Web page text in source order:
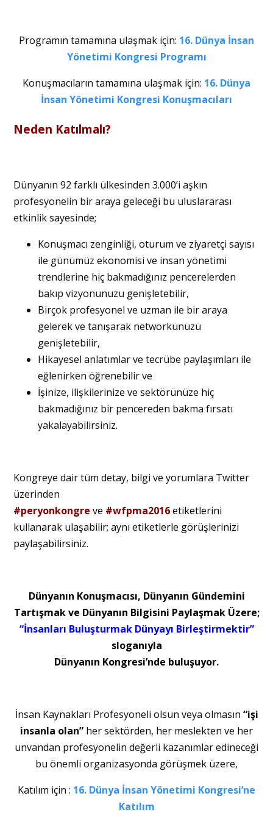
Programın tamamına ulaşmak için: 16. Dünya İnsan
Yönetimi Kongresi Programı
Konuşmacıların tamamına ulaşmak için: 16. Dünya
İnsan Yönetimi Kongresi Konuşmacıları
Neden Katılmalı?
Dünyanın 92 farklı ülkesinden 3.000’i aşkın
profesyonelin bir araya geleceği bu uluslararası
etkinlik sayesinde;
Konuşmacı zenginliği, oturum ve ziyaretçi sayısı
ile günümüz ekonomisi ve insan yönetimi
trendlerine hiç bakmadığınız pencerelerden
bakıp vizyonunuzu genişletebilir,
Birçok profesyonel ve uzman ile bir araya
gelerek ve tanışarak networkünüzü
genişletebilir,
Hikayesel anlatımlar ve tecrübe paylaşımları ile
eğlenirken öğrenebilir ve
İşinize, ilişkilerinize ve sektörünüze hiç
bakmadığınız bir pencereden bakma fırsatı
yakalayabilirsiniz.
Kongreye dair tüm detay, bilgi ve yorumlara Twitter
üzerinden
#peryonkongre ve #wfpma2016etiketlerini
kullanarak ulaşabilir; aynı etiketlerle görüşlerinizi
paylaşabilirsiniz.
Dünyanın Konuşmacısı, Dünyanın Gündemini
Tartışmak ve Dünyanın Bilgisini Paylaşmak Üzere;
“İnsanları Buluşturmak Dünyayı Birleştirmektir”
sloganıyla
Dünyanın Kongresi’nde buluşuyor.
İnsan Kaynakları Profesyoneli olsun veya olmasın “işi
insanla olan” her sektörden, her meslekten ve her
unvandan profesyonelin değerli kazanımlar edineceği
bu önemli organizasyonda görüşmek üzere,
Katılım için : 16. Dünya İnsan Yönetimi Kongresi’ne
Katılım